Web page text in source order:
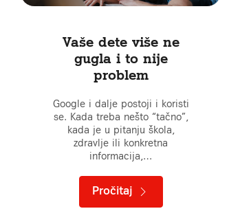
Vaše dete više ne
gugla i to nije
problem
Google i dalje postoji i koristi
se. Kada treba nešto “tačno”,
kada je u pitanju škola,
zdravlje ili konkretna
informacija,…
Pročitaj